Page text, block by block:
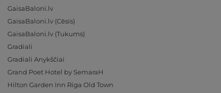
GaisaBaloni.lv
GaisaBaloni.lv (Cēsis)
GaisaBaloni.lv (Tukums)
Gradiali
Gradiali Anykščiai
Grand Poet Hotel by SemaraH
Hilton Garden Inn Riga Old Town